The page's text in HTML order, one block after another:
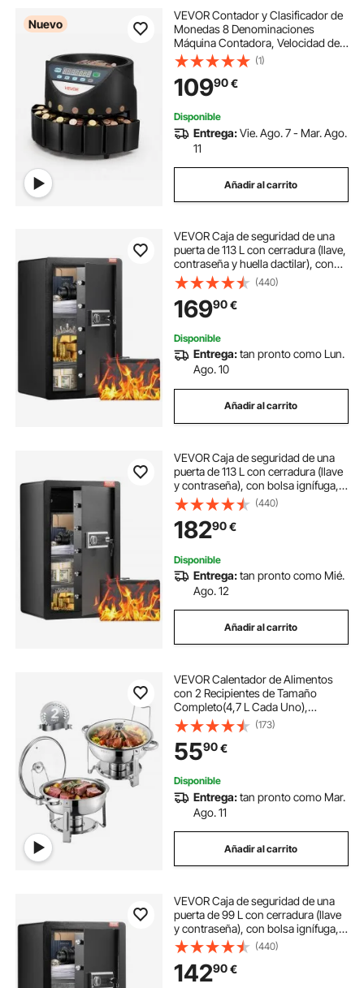
Nuevo
VEVOR Contador y Clasificador de
Monedas 8 Denominaciones
Máquina Contadora, Velocidad de
Conteo 147 Piezas por Minuto,
Capacidad Máxima de 850
Monedas, Pantalla LED, Tubos de
Almacenamiento de Dinero
(1)
10990€
Disponible
Entrega:Vie. Ago. 7 - Mar. Ago.
11
Añadir al carrito
VEVOR Caja de seguridad de una
puerta de 113 L con cerradura (llave,
contraseña y huella dactilar), con
bolsa ignífuga, porta llaves, luz LED
y 2 estantes, para dinero,
documentos, joyas y objetos de
valor, color negro
(440)
16990€
Disponible
Entrega:tan pronto como Lun.
Ago. 10
Añadir al carrito
VEVOR Caja de seguridad de una
puerta de 113 L con cerradura (llave
y contraseña), con bolsa ignífuga,
estante para llaves, luz LED, 2
estantes y 1 gabinete, para dinero,
documentos, joyas y objetos de
valor, color negro
(440)
18290€
Disponible
Entrega:tan pronto como Mié.
Ago. 12
Añadir al carrito
VEVOR Calentador de Alimentos
con 2 Recipientes de Tamaño
Completo(4,7 L Cada Uno),
Redondo, para Catering con Tapa
de Vidrio y Bandeja de Agua y
Soporte Plegable, para Fiestas de
Bufé, Plata
(173)
5590€
Disponible
Entrega:tan pronto como Mar.
Ago. 11
Añadir al carrito
VEVOR Caja de seguridad de una
puerta de 99 L con cerradura (llave
y contraseña), con bolsa ignífuga,
porta llaves, luz LED y 2 estantes,
para dinero, documentos, joyas y
objetos de valor, color negro
(440)
14290€